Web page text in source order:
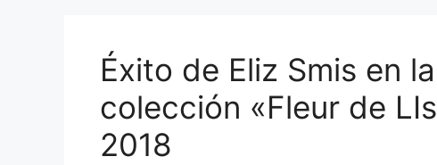
Éxito de Eliz Smis en
colección «Fleur de
2018